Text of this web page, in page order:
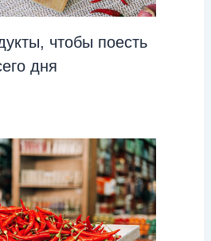
чтобы поесть
дня